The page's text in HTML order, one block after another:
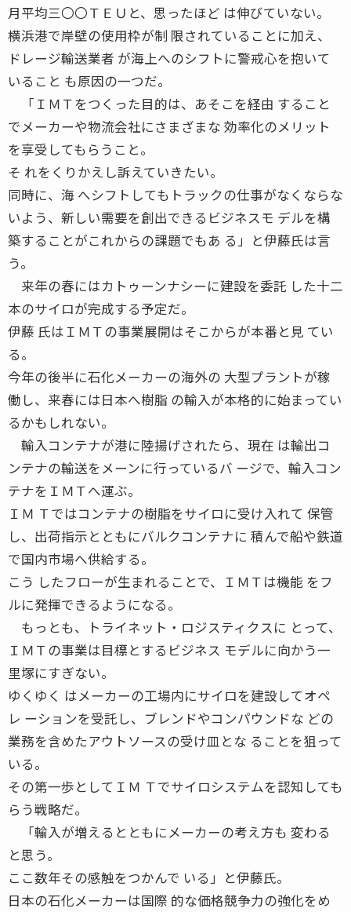
月平均三〇〇ＴＥＵと、思ったほど は伸びていない。
横浜港で岸壁の使用枠が制 限されていることに加え、
ドレージ輸送業者 が海上へのシフトに警戒心を抱いて
いること も原因の一つだ。
「ＩＭＴをつくった目的は、あそこを経由 すること
でメーカーや物流会社にさまざまな 効率化のメリット
を享受してもらうこと。
そ れをくりかえし訴えていきたい。
同時に、海 へシフトしてもトラックの仕事がなくならな
いよう、新しい需要を創出できるビジネスモ デルを構
築することがこれからの課題でもあ る」と伊藤氏は言
う。
来年の春にはカトゥーンナシーに建設を委託 した十二
本のサイロが完成する予定だ。
伊藤 氏はＩＭＴの事業展開はそこからが本番と見 てい
る。
今年の後半に石化メーカーの海外の 大型プラントが稼
働し、来春には日本へ樹脂 の輸入が本格的に始まってい
るかもしれない。
輸入コンテナが港に陸揚げされたら、現在 は輸出コ
ンテナの輸送をメーンに行っているバ ージで、輸入コン
テナをＩＭＴへ運ぶ。
ＩＭ Ｔではコンテナの樹脂をサイロに受け入れて 保管
し、出荷指示とともにバルクコンテナに 積んで船や鉄道
で国内市場へ供給する。
こう したフローが生まれることで、ＩＭＴは機能 をフ
ルに発揮できるようになる。
もっとも、トライネット・ロジスティクスに とって、
ＩＭＴの事業は目標とするビジネス モデルに向かう一
里塚にすぎない。
ゆくゆく はメーカーの工場内にサイロを建設してオペ
レ ーションを受託し、ブレンドやコンパウンドな どの
業務を含めたアウトソースの受け皿とな ることを狙って
いる。
その第一歩としてＩＭ Ｔでサイロシステムを認知しても
らう戦略だ。
「輸入が増えるとともにメーカーの考え方も 変わる
と思う。
ここ数年その感触をつかんで いる」と伊藤氏。
日本の石化メーカーは国際 的な価格競争力の強化をめ